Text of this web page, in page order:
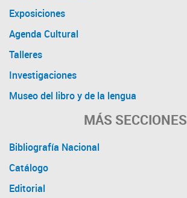
Exposiciones
Agenda Cultural
Talleres
Investigaciones
Museo del libro y de la lengua
MÁS SECCIONES
Bibliografía Nacional
Catálogo
Editorial